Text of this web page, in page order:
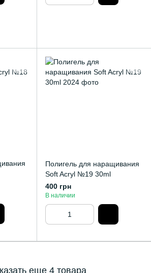
Полигель для наращивания
Soft Acryl №19 30ml
400 грн
В наличии
еще 4 товара